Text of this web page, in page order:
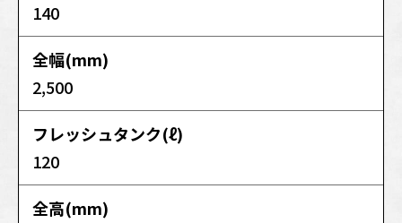
140
全幅(mm)
2,500
フレッシュタンク(ℓ)
120
全高(mm)